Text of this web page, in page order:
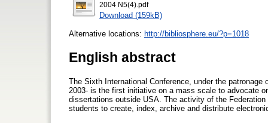
2004 N5(4).pdf
Download (159kB)
Alternative locations: http://bibliosphere.eu/?p=1018
English abstract
The Sixth International Conference, under the
2003- is the first initiative on a mass scale to advocate
dissertations outside USA. The activity of the
students to create, index, archive and distribute